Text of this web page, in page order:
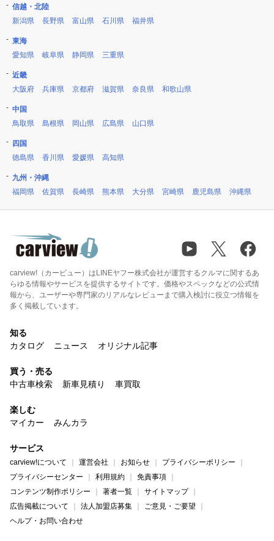
信越・北陸
新潟県
長野県 富山県 石川県 福井県
東海
愛知県
岐阜県 静岡県 三重県
近畿
大阪府
兵庫県 京都府 滋賀県 奈良県 和歌山県
中国
鳥取県
島根県 岡山県 広島県 山口県
四国
徳島県
香川県 愛媛県 高知県
九州・沖縄
福岡県
佐賀県 長崎県 熊本県 大分県 宮崎県 鹿児島県 沖縄県
carview!（カービュー）はLINEヤフー株式会社が運営するクルマに関するあ
らゆる情報やサービスを提供するサイトです。価格やスペックなどの公式情
報から、ユーザーや専門家のリアルなレビューまで購入検討に役立つ情報を
多く掲載しています。
知る
カタログ
ニュース オリジナル記事
買う・売る
中古車検索
新車見積り 車買取
楽しむ
マイカー
みんカラ
サービス
carview!について 運営会社 お知らせ
プライバシーポリシー
プライバシーセンター
利用規約
免責事項
コンテンツ制作ポリシー
著者一覧
サイトマップ
広告掲載について
法人加盟店募集
ご意見・ご要望
ヘルプ・お問い合わせ